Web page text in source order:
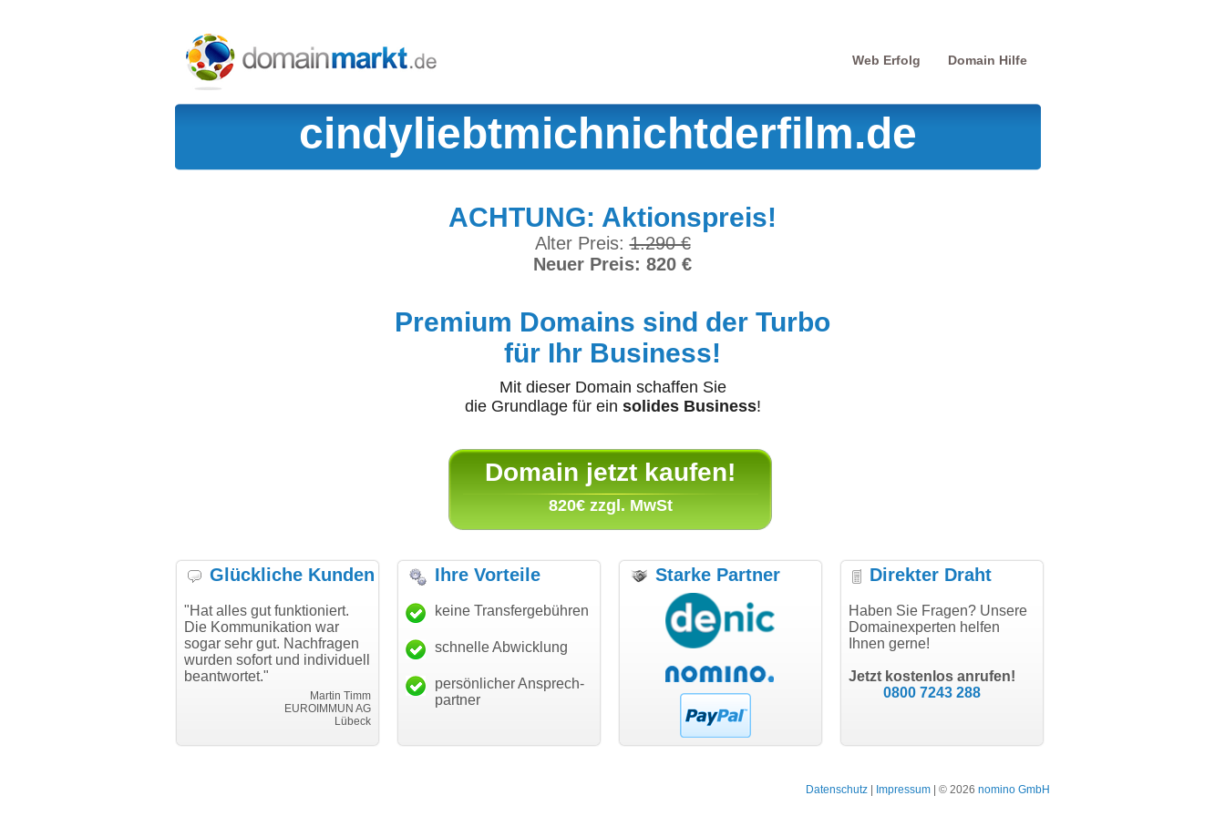
Web Erfolg Domain Hilfe
cindyliebtmichnichtderfilm.de
ACHTUNG: Aktionspreis!
Alter Preis:1.290 €
Neuer Preis: 820 €
Premium Domains sind der Turbo
für Ihr Business!
Mit dieser Domain schaffen Sie
die Grundlage für ein solides Business!
Domain jetzt kaufen!
820€ zzgl. MwSt
Glückliche Kunden
"Hat alles gut funktioniert.
Die Kommunikation war
sogar sehr gut. Nachfragen
wurden sofort und individuell
beantwortet."
Martin Timm
EUROIMMUN AG
Lübeck
"Danke für den schnellen
Transfer und guten Service!"
Thomas Schäfer
i can eckert communication GmbH
"Ich bin dankbar, meine
Wunschdomain gefunden zu
haben. Die Domain passt für
hundertprozentig."
Janina Köck
Leben im Einklang
leben-im-einklang.de
"Super Abwicklung, vielen
modern software GbR
Landau an der Isar
"Vielen Dank für den
Ihre Vorteile
keine Transfergebühren
schnelle Abwicklung
persönlicher Ansprech-
partner
Starke Partner Direkter Draht
Haben Sie Fragen? Unsere
Domainexperten helfen
Ihnen gerne!
Jetzt kostenlos anrufen!
0800 7243 288
Datenschutz Impressum | © 2026 nomino GmbH